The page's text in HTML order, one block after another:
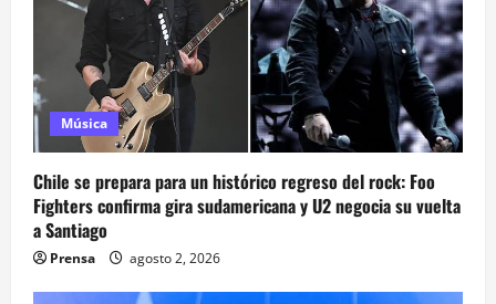
Música
Chile se prepara para un histórico regreso del rock: Foo
Fighters confirma gira sudamericana y U2 negocia su vuelta
a Santiago
Prensa agosto 2, 2026